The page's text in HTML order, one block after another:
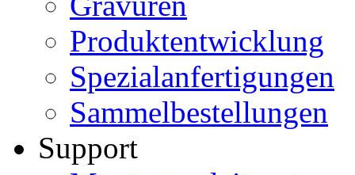
Produktentwicklung
Spezialanfertigungen
Sammelbestellungen
Support